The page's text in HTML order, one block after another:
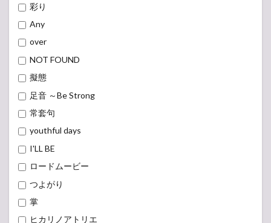
彩り
Any
over
NOT FOUND
擬態
足音 ～Be Strong
常套句
youthful days
I'LL BE
ロードムービー
つよがり
掌
ヒカリノアトリエ